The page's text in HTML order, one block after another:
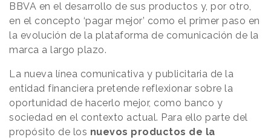
BBVA en el desarrollo de sus productos y, por otro,
en el concepto ‘pagar mejor’ como el primer paso en
la evolución de la plataforma de comunicación de la
marca a largo plazo.
La nueva línea comunicativa y publicitaria de la
entidad financiera pretende reflexionar sobre la
oportunidad de hacerlo mejor, como banco y
sociedad en el contexto actual. Para ello parte del
propósito de los nuevos productos de la